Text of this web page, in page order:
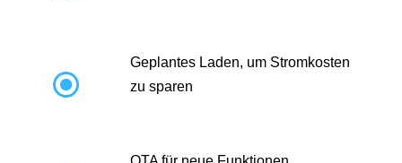

Geplantes Laden, um Stromkosten
zu sparen